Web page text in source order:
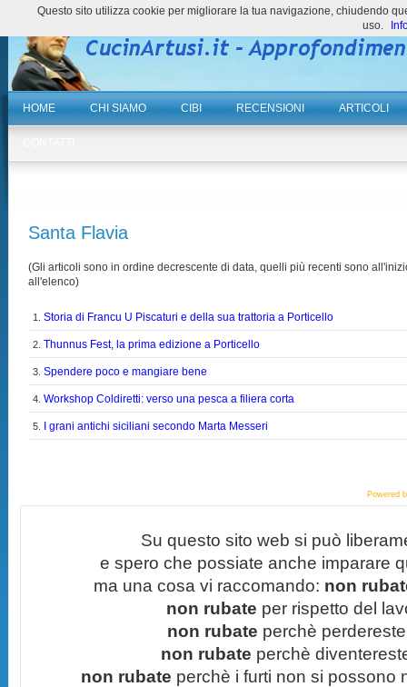
HOME CHI SIAMO CIBI RECENSIONI ARTICOLI
Santa Flavia
(Gli articoli sono in ordine decrescente di data, quelli più recenti sono
all'elenco)
1.Storia di Francu U Piscaturi e della sua trattoria a Porticello
2.Thunnus Fest, la prima edizione a Porticello
3.Spendere poco e mangiare bene
4.Workshop Coldiretti: verso una pesca a filiera corta
5. I grani antichi siciliani secondo Marta Messeri
Powered
Su questo sito web si può
e spero che possiate anche imparare
ma una cosa vi raccomando: non
non rubate per rispetto del
non rubate perchè
non rubate perchè
non rubate perchè i furti non si possono
Questo sito utilizza cookie per migliorare la tua navigazione, chiudendo
uso.